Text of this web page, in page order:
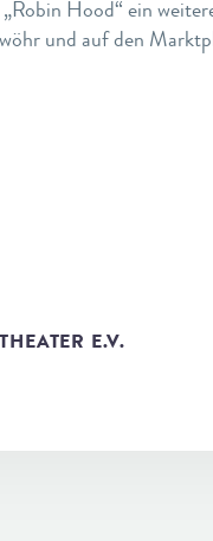
Hood“ ein
und auf den
E.V.